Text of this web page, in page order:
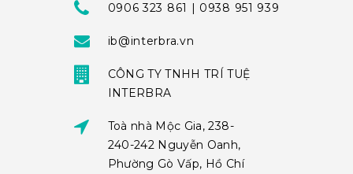
0906 323 861 | 0938 951 939
ib@interbra.vn
CÔNG TY TNHH TRÍ TUỆ
INTERBRA
Toà nhà Mộc Gia, 238-
240-242 Nguyễn Oanh,
Phường Gò Vấp, Hồ Chí